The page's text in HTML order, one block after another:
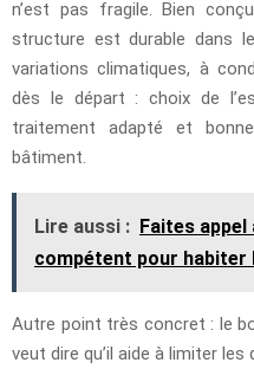
n’est pas fragile. Bien
structure est durable dans
variations climatiques, à
dès le départ : choix de
traitement adapté et
bâtiment.
Lire aussi : Faites
compétent pour habiter
Autre point très concret : le
veut dire qu’il aide à limiter